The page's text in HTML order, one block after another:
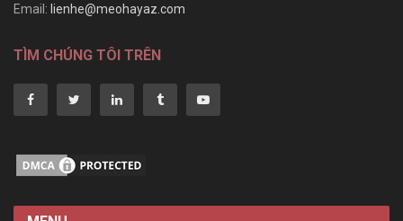
Email: lienhe@meohayaz.com
TÌM CHÚNG TÔI TRÊN